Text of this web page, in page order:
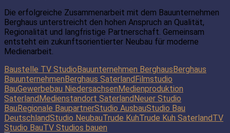
Die erfolgreiche Zusammenarbeit mit dem Bauunternehmen
Berghaus unterstreicht den hohen Anspruch an Qualität,
Regionalität und langfristige Partnerschaft. Gemeinsam
entsteht ein zukunftsorientierter Neubau für moderne
Medienarbeit.
Baustelle TV StudioBauunternehmen BerghausBerghaus
BauunternehmenBerghaus SaterlandFilmstudio
BauGewerbebau NiedersachsenMedienproduktion
SaterlandMedienstandort SaterlandNeuer Studio
BauRegionale BaupartnerStudio AusbauStudio Bau
DeutschlandStudio NeubauTrude KuhTrude Kuh SaterlandTV
Studio BauTV Studios bauen